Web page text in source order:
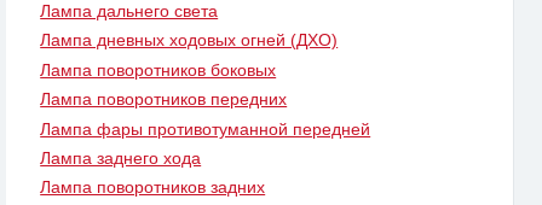
Лампа дальнего света
Лампа дневных ходовых огней (ДХО)
Лампа поворотников боковых
Лампа поворотников передних
Лампа фары противотуманной передней
Лампа заднего хода
Лампа поворотников задних